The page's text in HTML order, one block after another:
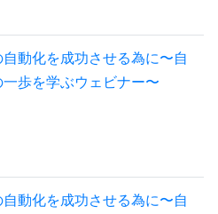
動化を成功させる為に〜自
歩を学ぶウェビナー〜
動化を成功させる為に〜自